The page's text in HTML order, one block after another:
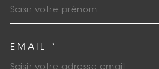
EMAIL *